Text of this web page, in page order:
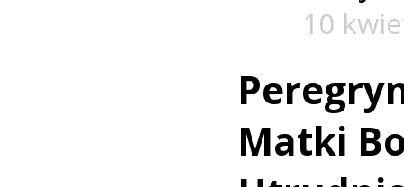
10
Matki